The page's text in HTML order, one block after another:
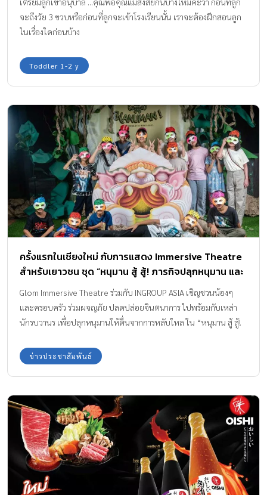
จะถึงวัย 3 ขวบหรือก่อนที่ลูกจะเข้าโรงเรียนนั้น เราจะต้องฝึกสอนลูก
ในเรื่องใดก่อนบ้าง
Toddler 1-2 y
ครั้งแรกในเชียงใหม่ กับการแสดง Immersive Theatre
สำหรับเยาวชน ชุด “หนุมาน สู้ สู้! ภารกิจปลุกหนุมาน และ
การผจญภัยของเหล่านักรบวานร”
Glom Immersive Theatre ร่วมกับ INGROUP ASIA เชิญชวนน้องๆ
และครอบครัว ร่วมผจญภัย ปลดปล่อยจินตนาการ ไปพร้อมกับเหล่า
นักรบวานร เพื่อปลุกหนุมานให้ตื่นจากการหลับใหล ใน “หนุมาน สู้ สู้!
Space Gallery เชียงใหม่ เริ่ม 27 สิงหาคม 2565 เป็นต้นไป สำรองการ
เข้าชมฟรีได้แล้ววันนี้
ข่าวประชาสัมพันธ์